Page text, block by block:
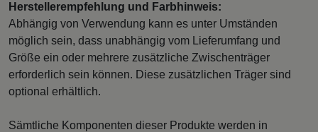
Herstellerempfehlung und Farbhinweis:
Abhängig von Verwendung kann es unter Umständen
möglich sein, dass unabhängig vom Lieferumfang und
Größe ein oder mehrere zusätzliche Zwischenträger
erforderlich sein können. Diese zusätzlichen Träger sind
optional erhältlich.
Sämtliche Komponenten dieser Produkte werden in